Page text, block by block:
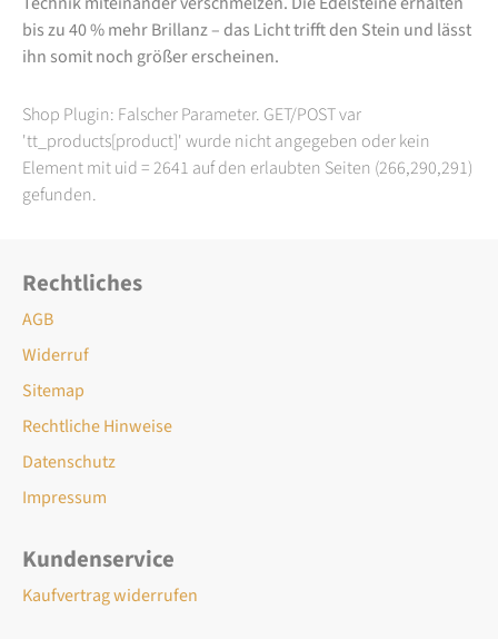
bis zu 40 % mehr Brillanz – das Licht trifft den Stein und lässt
ihn somit noch größer erscheinen.
Shop Plugin: Falscher Parameter. GET/POST var
'tt_products[product]' wurde nicht angegeben oder kein
Element mit uid = 2641 auf den erlaubten Seiten (266,290,291)
gefunden.
Rechtliches
AGB
Widerruf
Sitemap
Rechtliche Hinweise
Datenschutz
Impressum
Kundenservice
Kaufvertrag widerrufen